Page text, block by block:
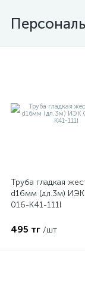
Труба гладкая
d16мм (дл.3м) ИЭК
016-K41-111I
495 тг /шт